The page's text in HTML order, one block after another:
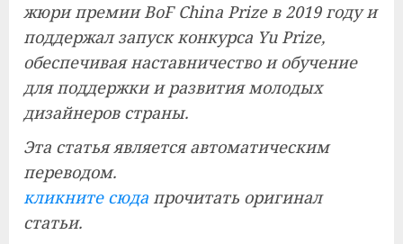
жюри премии BoF China Prize в 2019 году и
поддержал запуск конкурса Yu Prize,
обеспечивая наставничество и обучение
для поддержки и развития молодых
дизайнеров страны.
Эта статья является автоматическим
переводом.
кликните сюда прочитать оригинал
статьи.